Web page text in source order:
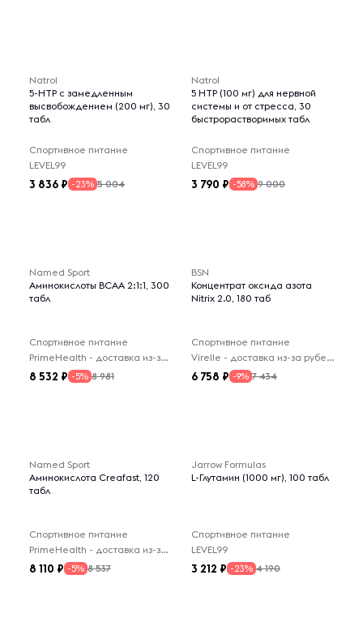
Natrol
5-HTP с замедленным
высвобождением (200 мг), 30
табл
Спортивное питание
LEVEL99
3 836 -23% 5 004
Natrol
5 HTP (100 мг) для нервной
системы и от стресса, 30
быстрорастворимых табл
Спортивное питание
LEVEL99
3 790 -58% 9 000
Named Sport
Аминокислоты BCAA 2:1:1, 300
табл
Спортивное питание
PrimeHealth - доставка из-за рубежа
8 532 -5% 8 981
BSN
Концентрат оксида азота
Nitrix 2.0, 180 таб
Спортивное питание
Virelle - доставка из-за рубежа
6 758 -9% 7 434
Named Sport
Аминокислота Creafast, 120
табл
Спортивное питание
PrimeHealth - доставка из-за рубежа
8 110 -5% 8 537
Jarrow Formulas
L-Глутамин (1000 мг), 100 табл
Спортивное питание
LEVEL99
3 212 -23% 4 190